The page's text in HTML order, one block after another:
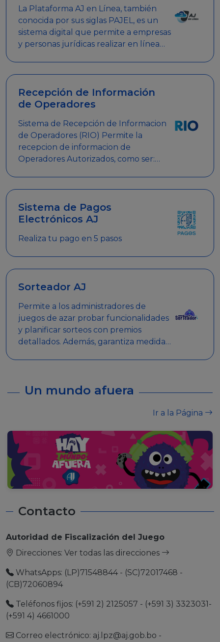
La Plataforma AJ en Línea, también
conocida por sus siglas PAJEL, es un
sistema digital que permite a empresas
y personas jurídicas realizar en línea
Recepción de Información
de Operadores
Sistema de Recepción de Informacion
de Operadores (RIO) Permite la
recepcion de informacion de
Operadores Autorizados, como ser:
Sistema de Pagos
Electrónicos AJ
Realiza tu pago en 5 pasos
Sorteador AJ
Permite a los administradores de
juegos de azar probar funcionalidades
y planificar sorteos con premios
detallados. Además, garantiza medidas
Un mundo afuera
Ir a la Página
Contacto
Autoridad de Fiscalización del Juego
Direcciones: Ver todas las direcciones
WhatsApps: (LP)71548844 - (SC)72017468 -
(CB)72060894
Teléfonos fijos: (+591 2) 2125057 - (+591 3) 3323031-
(+591 4) 4661000
Correo electrónico: aj.lpz@aj.gob.bo -